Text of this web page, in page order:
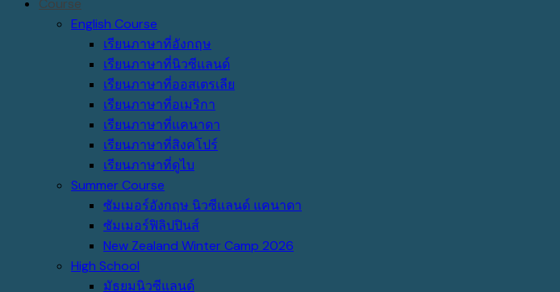
Course
English Course
เรียนภาษาที่อังกฤษ
เรียนภาษาที่นิวซีแลนด์
เรียนภาษาที่ออสเตรเลีย
เรียนภาษาที่อเมริกา
เรียนภาษาที่แคนาดา
เรียนภาษาที่สิงคโปร์
เรียนภาษาที่ดูไบ
Summer Course
ซัมเมอร์อังกฤษ นิวซีแลนด์ แคนาดา
ซัมเมอร์ฟิลิปปินส์
New Zealand Winter Camp 2026
High School
มัธยมนิวซีแลนด์